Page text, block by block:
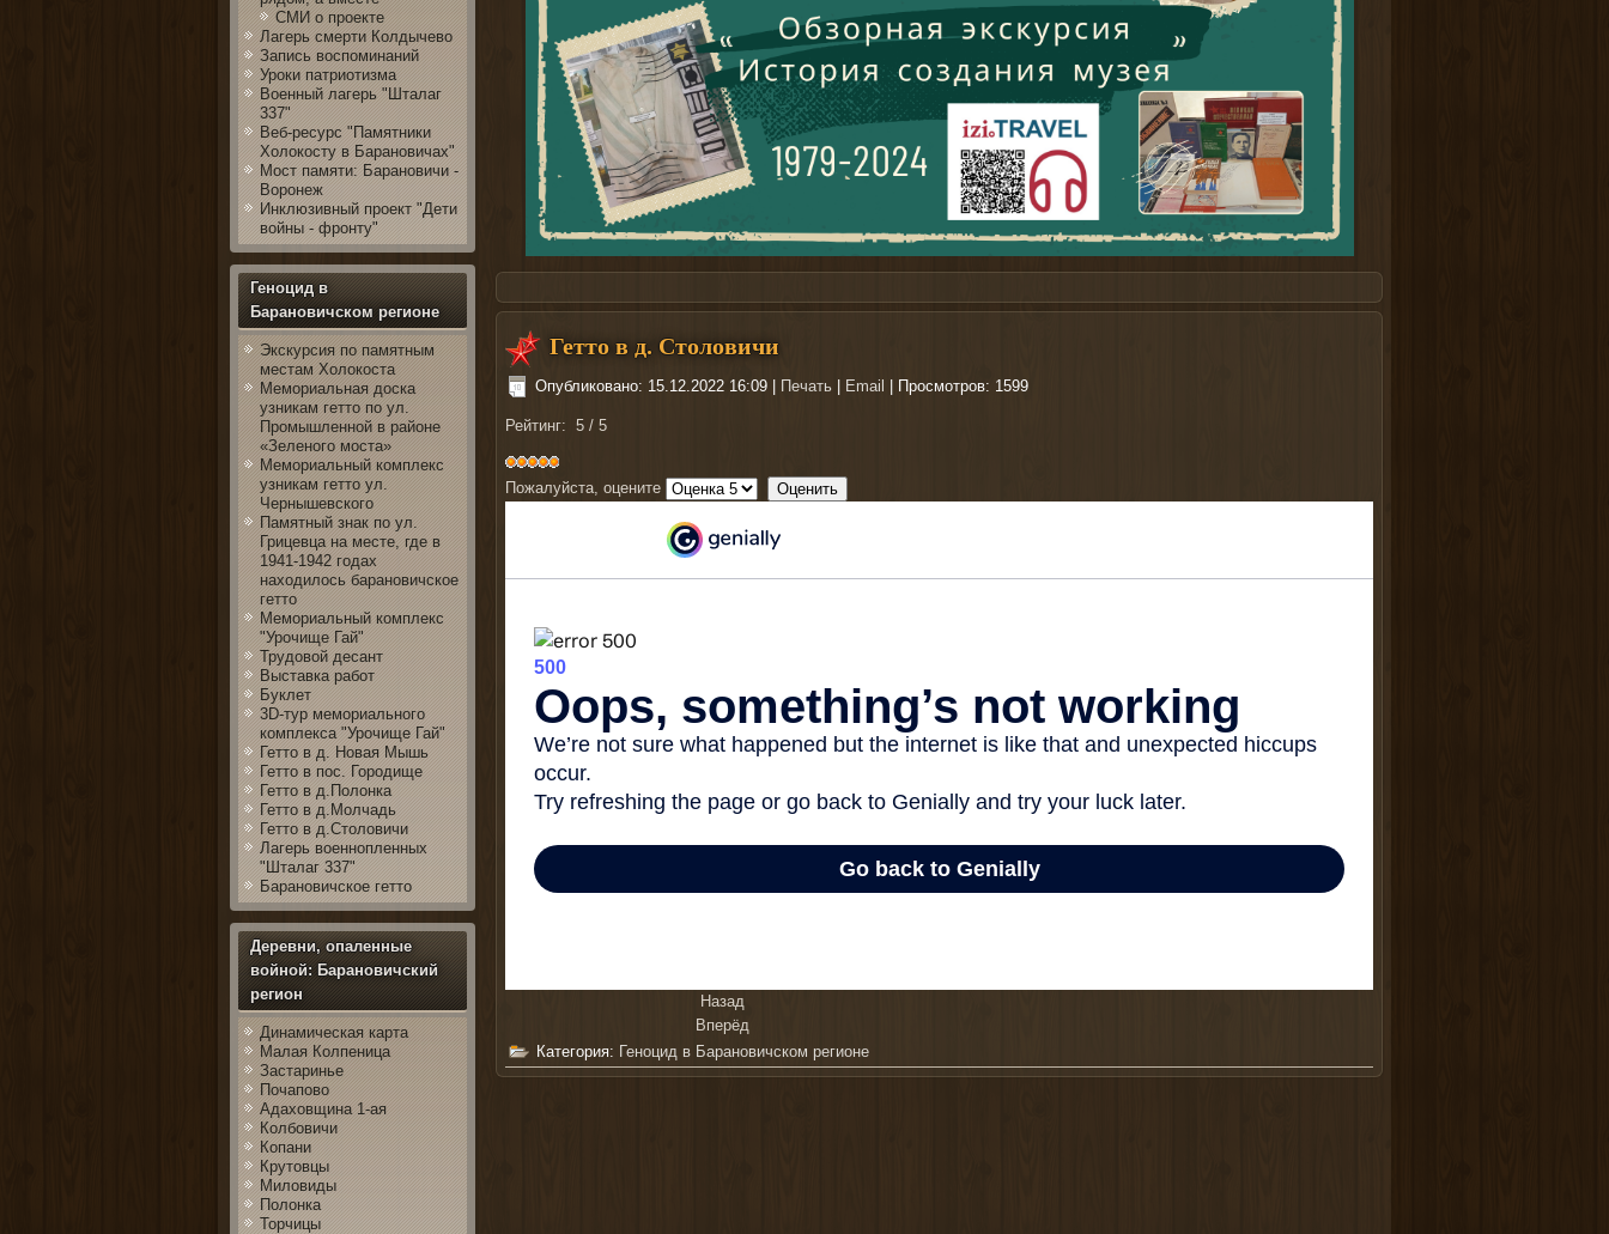
СМИ о проекте
Лагерь смерти Колдычево
Запись воспоминаний
Уроки патриотизма
Военный лагерь "Шталаг
337"
Веб-ресурс "Памятники
Холокосту в Барановичах"
Мост памяти: Барановичи -
Воронеж
Инклюзивный проект "Дети
войны - фронту"
Геноцид в
Барановичском регионе
Экскурсия по памятным
местам Холокоста
Мемориальная доска
узникам гетто по ул.
Промышленной в районе
«Зеленого моста»
Мемориальный комплекс
узникам гетто ул.
Чернышевского
Памятный знак по ул.
Грицевца на месте, где в
1941-1942 годах
находилось барановичское
гетто
Мемориальный комплекс
"Урочище Гай"
Трудовой десант
Выставка работ
Буклет
3D-тур мемориального
комплекса "Урочище Гай"
Гетто в д. Новая Мышь
Гетто в пос. Городище
Гетто в д.Полонка
Гетто в д.Молчадь
Гетто в д.Столовичи
Лагерь военнопленных
"Шталаг 337"
Барановичское гетто
Деревни, опаленные
войной: Барановичский
регион
Динамическая карта
Малая Колпеница
Застаринье
Почапово
Адаховщина 1-ая
Колбовичи
Копани
Крутовцы
Миловиды
Полонка
Торчицы
Гетто в д. Столовичи
Опубликовано: 15.12.2022 16:09 Печать Email | Просмотров: 1599
Рейтинг: 5 / 5
Пожалуйста, оцените
Назад
Вперёд
Категория: Геноцид в Барановичском регионе